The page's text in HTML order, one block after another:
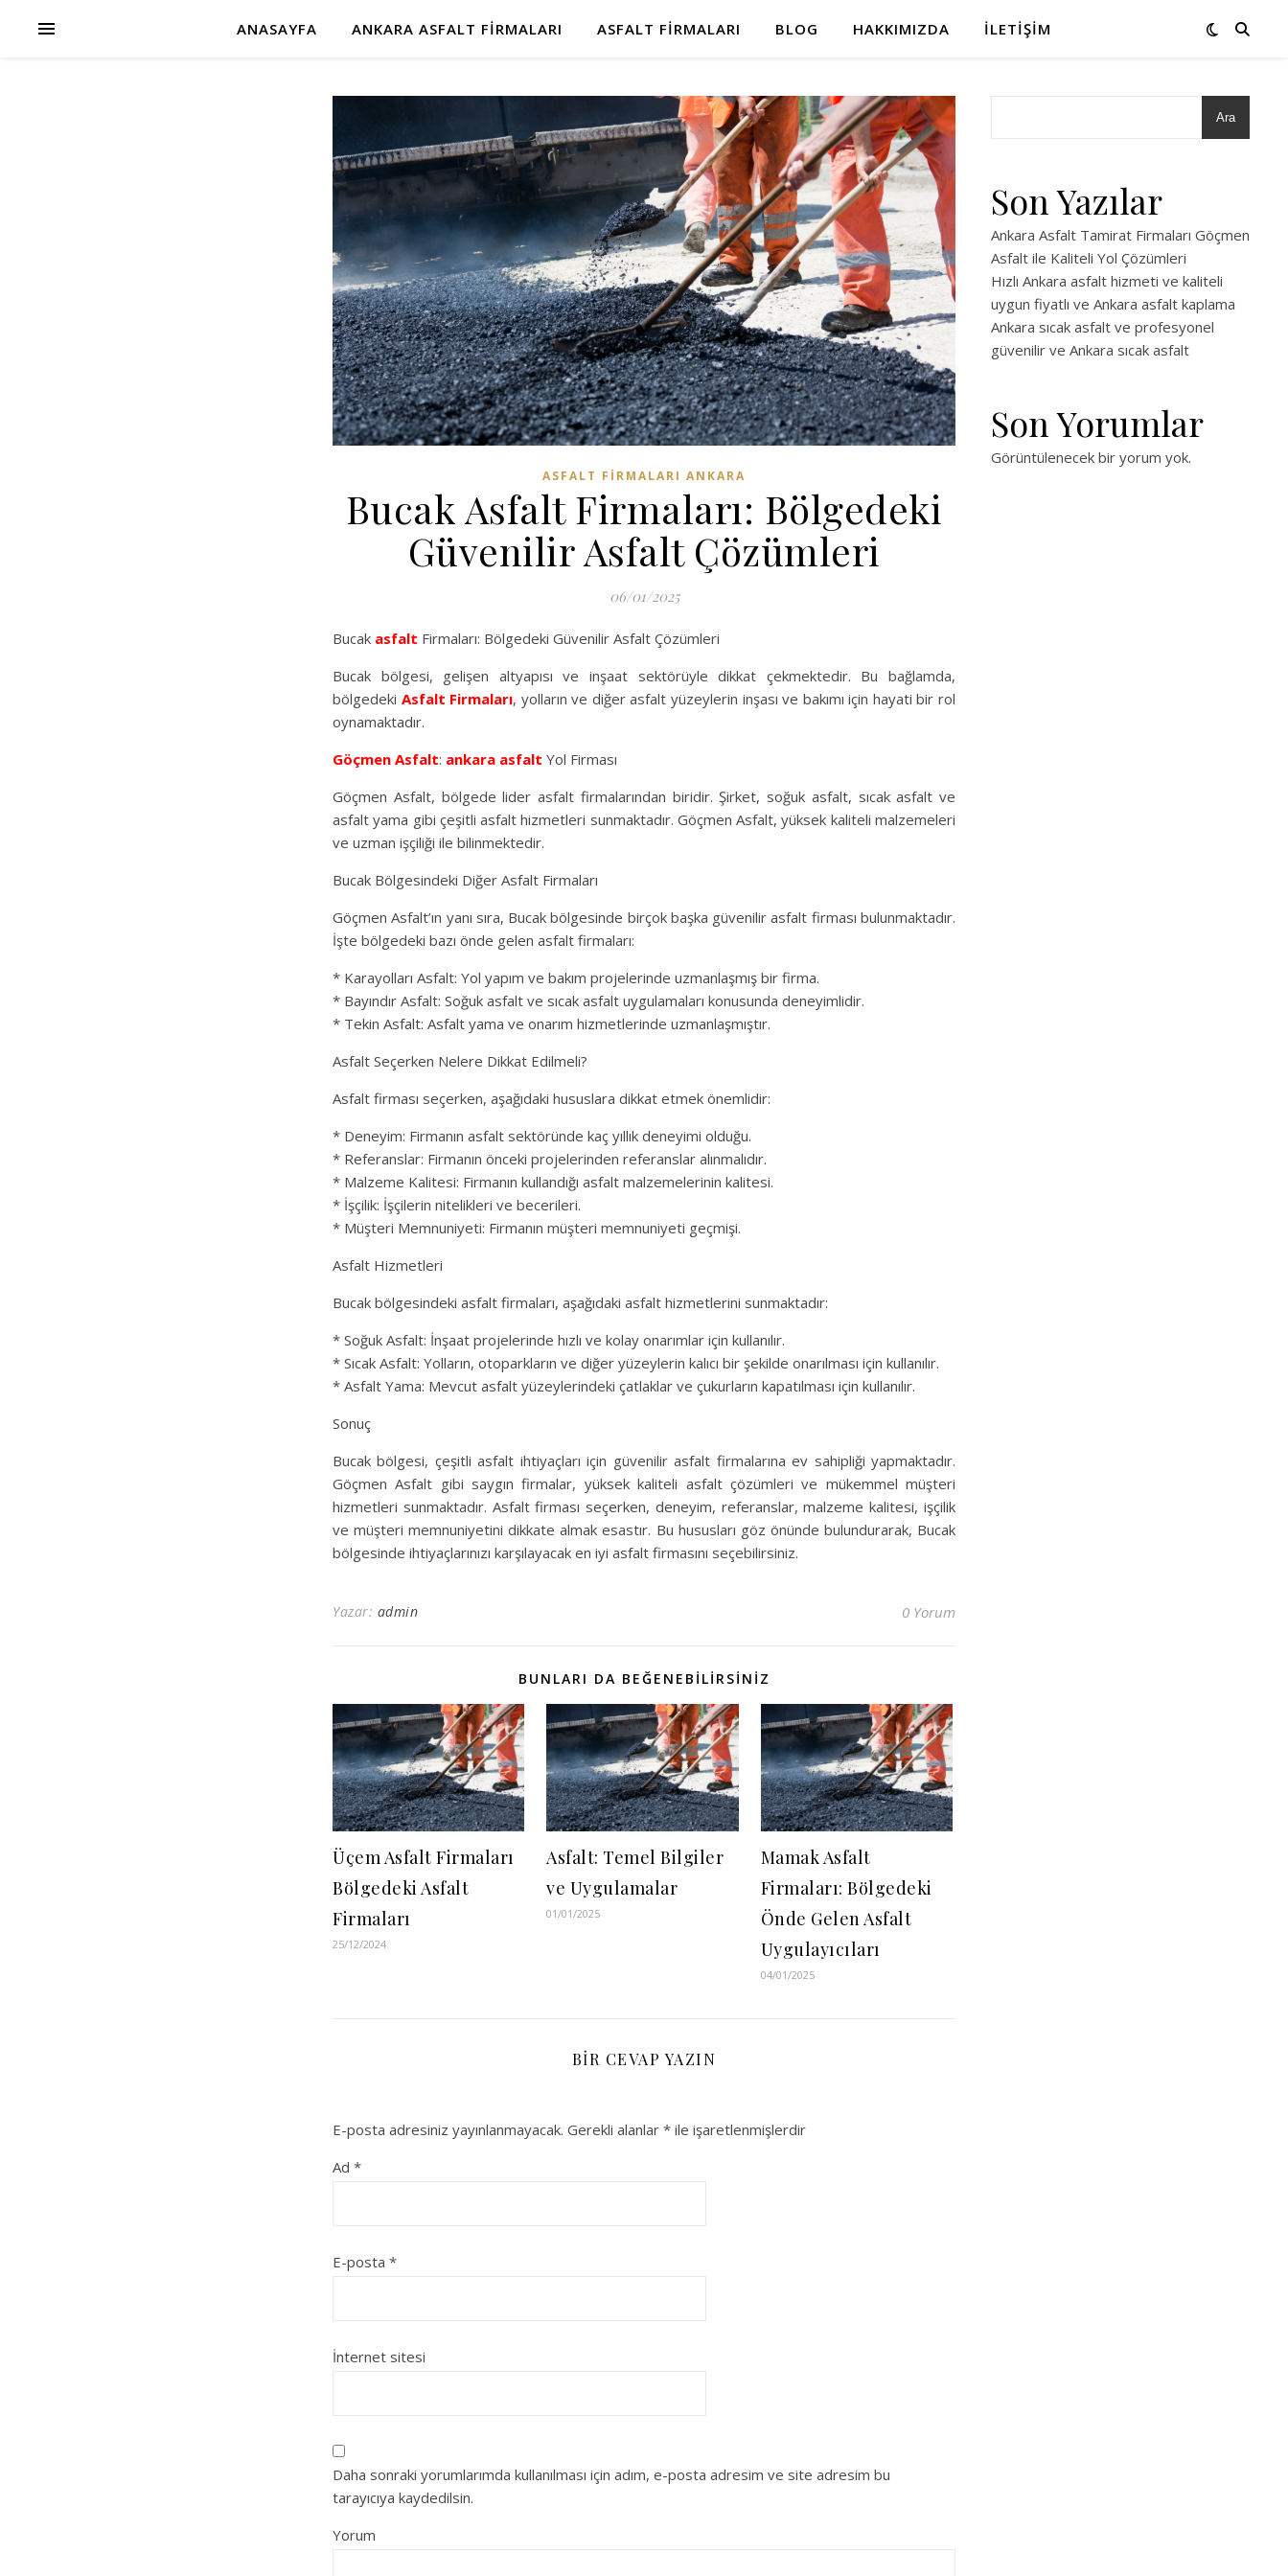
ANASAYFA ANKARA ASFALT FIRMALARI ASFALT FIRMALARI BLOG HAKKIMIZDA İLETIŞIM
ASFALT FIRMALARI ANKARA
Bucak Asfalt Firmaları: Bölgedeki
Güvenilir Asfalt Çözümleri
06/01/2025
Bucak asfalt Firmaları: Bölgedeki Güvenilir Asfalt Çözümleri
Bucak bölgesi, gelişen altyapısı ve inşaat sektörüyle dikkat çekmektedir. Bu bağlamda,
bölgedeki Asfalt Firmaları, yolların ve diğer asfalt yüzeylerin inşası ve bakımı için hayati bir rol
oynamaktadır.
Göçmen Asfalt: ankara asfalt Yol Firması
Göçmen Asfalt, bölgede lider asfalt firmalarından biridir. Şirket, soğuk asfalt, sıcak asfalt ve
asfalt yama gibi çeşitli asfalt hizmetleri sunmaktadır. Göçmen Asfalt, yüksek kaliteli malzemeleri
ve uzman işçiliği ile bilinmektedir.
Bucak Bölgesindeki Diğer Asfalt Firmaları
Göçmen Asfalt’ın yanı sıra, Bucak bölgesinde birçok başka güvenilir asfalt firması bulunmaktadır.
İşte bölgedeki bazı önde gelen asfalt firmaları:
* Karayolları Asfalt: Yol yapım ve bakım projelerinde uzmanlaşmış bir firma.
* Bayındır Asfalt: Soğuk asfalt ve sıcak asfalt uygulamaları konusunda deneyimlidir.
* Tekin Asfalt: Asfalt yama ve onarım hizmetlerinde uzmanlaşmıştır.
Asfalt Seçerken Nelere Dikkat Edilmeli?
Asfalt firması seçerken, aşağıdaki hususlara dikkat etmek önemlidir:
* Deneyim: Firmanın asfalt sektöründe kaç yıllık deneyimi olduğu.
* Referanslar: Firmanın önceki projelerinden referanslar alınmalıdır.
* Malzeme Kalitesi: Firmanın kullandığı asfalt malzemelerinin kalitesi.
* İşçilik: İşçilerin nitelikleri ve becerileri.
* Müşteri Memnuniyeti: Firmanın müşteri memnuniyeti geçmişi.
Asfalt Hizmetleri
Bucak bölgesindeki asfalt firmaları, aşağıdaki asfalt hizmetlerini sunmaktadır:
* Soğuk Asfalt: İnşaat projelerinde hızlı ve kolay onarımlar için kullanılır.
* Sıcak Asfalt: Yolların, otoparkların ve diğer yüzeylerin kalıcı bir şekilde onarılması için kullanılır.
* Asfalt Yama: Mevcut asfalt yüzeylerindeki çatlaklar ve çukurların kapatılması için kullanılır.
Sonuç
Bucak bölgesi, çeşitli asfalt ihtiyaçları için güvenilir asfalt firmalarına ev sahipliği yapmaktadır.
Göçmen Asfalt gibi saygın firmalar, yüksek kaliteli asfalt çözümleri ve mükemmel müşteri
hizmetleri sunmaktadır. Asfalt firması seçerken, deneyim, referanslar, malzeme kalitesi, işçilik
ve müşteri memnuniyetini dikkate almak esastır. Bu hususları göz önünde bulundurarak, Bucak
bölgesinde ihtiyaçlarınızı karşılayacak en iyi asfalt firmasını seçebilirsiniz.
Yazar: admin 0 Yorum
BUNLARI DA BEĞENEBILIRSINIZ
Üçem Asfalt Firmaları
Bölgedeki Asfalt
Firmaları
25/12/2024
Asfalt: Temel Bilgiler
ve Uygulamalar
01/01/2025
Mamak Asfalt
Firmaları: Bölgedeki
Önde Gelen Asfalt
Uygulayıcıları
04/01/2025
BIR CEVAP YAZIN
E-posta adresiniz yayınlanmayacak. Gerekli alanlar * ile işaretlenmişlerdir
Ad *
E-posta *
İnternet sitesi
Daha sonraki yorumlarımda kullanılması için adım, e-posta adresim ve site adresim bu
tarayıcıya kaydedilsin.
Yorum
Ara
Son Yazılar
Ankara Asfalt Tamirat Firmaları Göçmen
Asfalt ile Kaliteli Yol Çözümleri
Hızlı Ankara asfalt hizmeti ve kaliteli
uygun fiyatlı ve Ankara asfalt kaplama
Ankara sıcak asfalt ve profesyonel
güvenilir ve Ankara sıcak asfalt
Son Yorumlar
Görüntülenecek bir yorum yok.